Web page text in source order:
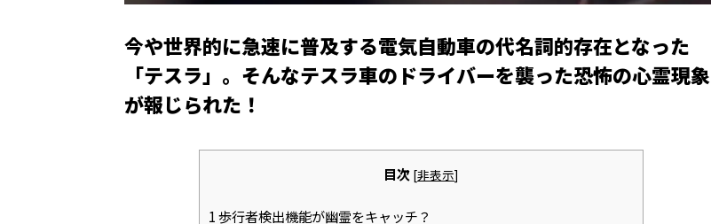
今や世界的に急速に普及する電気自動車の代名詞的存在となった
「テスラ」。そんなテスラ車のドライバーを襲った恐怖の心霊現象
が報じられた！
目次 [非表示]
1歩行者検出機能が幽霊をキャッチ？